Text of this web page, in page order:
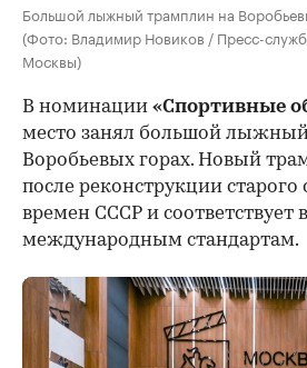
Большой лыжный трамплин на
(Фото: Владимир Новиков / Пресс-
Москвы)
В номинации «Спортивные
место занял большой
Воробьевых горах. Новый
после реконструкции
времен СССР и
международным стандартам.